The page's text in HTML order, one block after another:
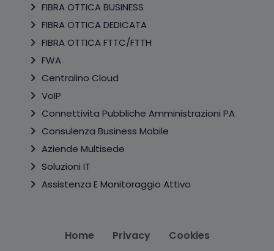
FIBRA OTTICA BUSINESS
FIBRA OTTICA DEDICATA
FIBRA OTTICA FTTC/FTTH
FWA
Centralino Cloud
VoIP
Connettivita Pubbliche Amministrazioni PA
Consulenza Business Mobile
Aziende Multisede
Soluzioni IT
Assistenza E Monitoraggio Attivo
Home Privacy Cookies